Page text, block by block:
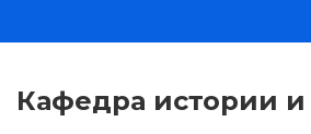
Кафедра истории и